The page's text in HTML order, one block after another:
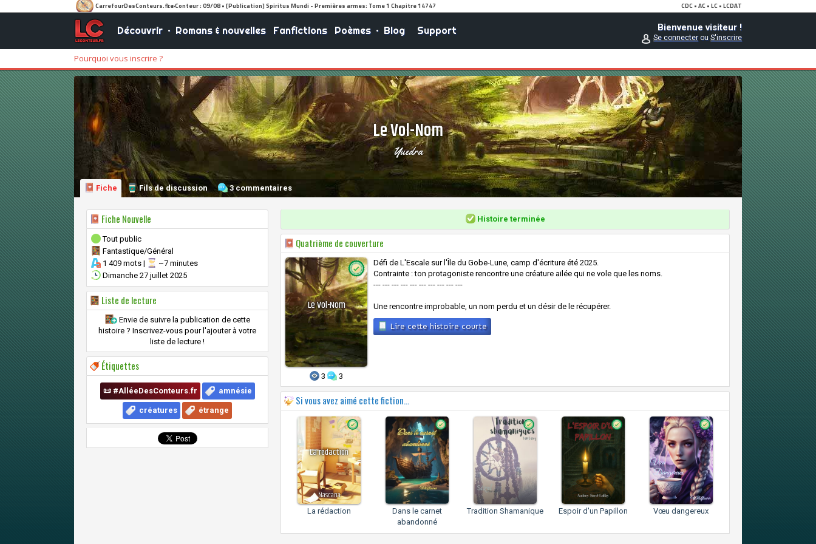
Découvrir• Romans & nouvelles Fanfictions Poèmes• Blog Support Bienvenue visiteur !
Se connecterou S'inscrire
Pourquoi vous inscrire ?
Le Vol-Nom
Yuedra
Fiche Fils de discussion 3 commentaires
Fiche Nouvelle
Tout public
Fantastique/Général
1 409 mots |
~7 minutes
Dimanche 27 juillet 2025
Liste de lecture
Envie de suivre la publication de cette
histoire ? Inscrivez-vous pour l'ajouter à votre
liste de lecture !
Étiquettes
📜 #AlléeDesConteurs.fr amnésie
créatures étrange
Histoire terminée
Quatrième de couverture
Le Vol-Nom
3 3
Défi de L'Escale sur l'Île du Gobe-Lune, camp d'écriture été 2025.
Contrainte : ton protagoniste rencontre une créature ailée qui ne vole que les noms.
--- --- --- --- --- --- --- --- --- ---
Une rencontre improbable, un nom perdu et un désir de le récupérer.
Lire cette histoire courte
Si vous avez aimé cette fiction...
La rédaction
Nascana
La rédaction
Dans le carnet
abandonné
Tradition Shamanique Espoir d'un Papillon Vœu dangereux